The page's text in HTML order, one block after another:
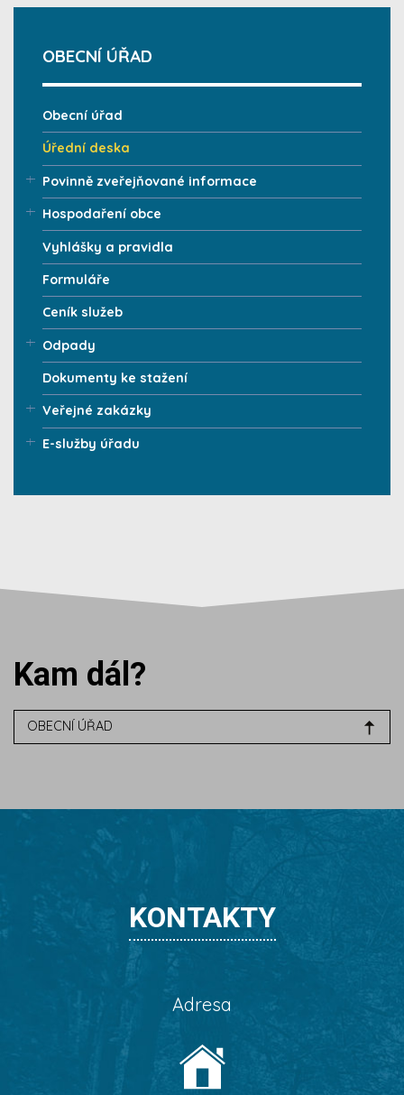
OBECNÍ ÚŘAD
Obecní úřad
Úřední deska
Povinně zveřejňované informace
Hospodaření obce
Vyhlášky a pravidla
Formuláře
Ceník služeb
Odpady
Dokumenty ke stažení
Veřejné zakázky
E-služby úřadu
Kam dál?
OBECNÍ ÚŘAD
KONTAKTY
Adresa